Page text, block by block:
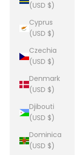
(USD $)
Cyprus
(USD $)
Czechia
(USD $)
Denmark
(USD $)
Djibouti
(USD $)
Dominica
(USD $)